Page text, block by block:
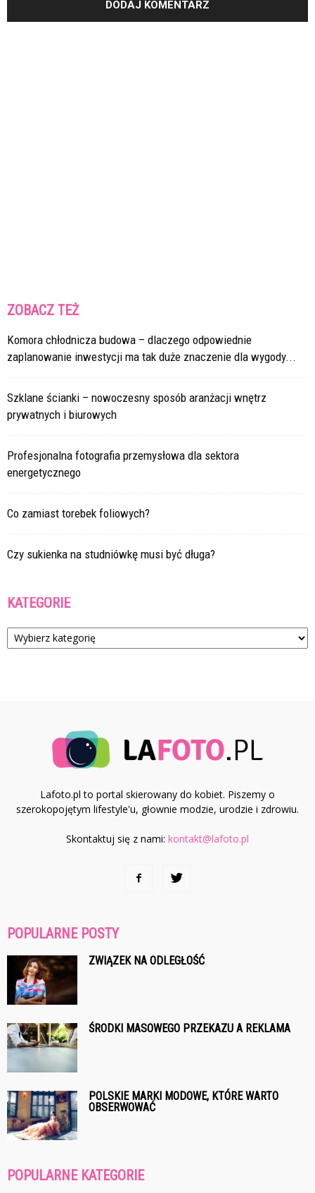
ZOBACZ TEŻ
Komora chłodnicza budowa – dlaczego odpowiednie
zaplanowanie inwestycji ma tak duże znaczenie dla wygody...
Szklane ścianki – nowoczesny sposób aranżacji wnętrz
prywatnych i biurowych
Profesjonalna fotografia przemysłowa dla sektora
energetycznego
Co zamiast torebek foliowych?
Czy sukienka na studniówkę musi być długa?
KATEGORIE
Kategorie
Lafoto.pl to portal skierowany do kobiet. Piszemy o
szerokopojętym lifestyle'u, głownie modzie, urodzie i zdrowiu.
Skontaktuj się z nami: kontakt@lafoto.pl
POPULARNE POSTY
ZWIĄZEK NA ODLEGŁOŚĆ
ŚRODKI MASOWEGO PRZEKAZU A REKLAMA
POLSKIE MARKI MODOWE, KTÓRE WARTO
OBSERWOWAĆ
POPULARNE KATEGORIE